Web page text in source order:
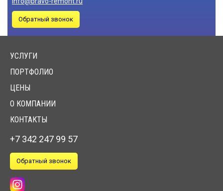
ВИДЫ
РАБОТ
РЕМОНТ
Обратный звонок
УСЛУГИ
ПОРТФОЛИО
ЦЕНЫ
О КОМПАНИИ
КОНТАКТЫ
+7 342 247 99 57
Обратный звонок